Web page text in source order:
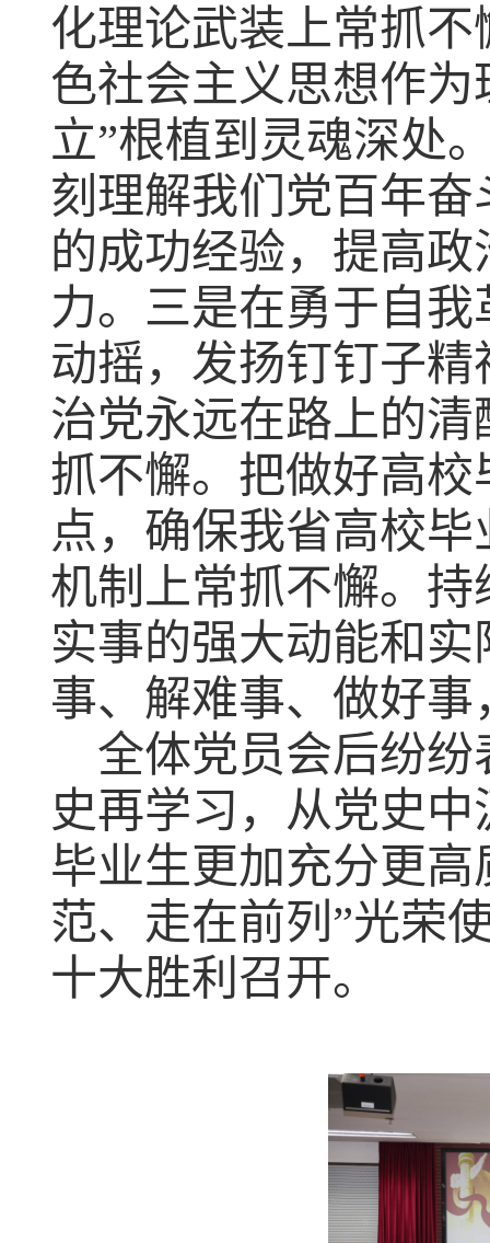
化理论武装上常抓不
色社会主义思想作
立”根植到灵魂深处
刻理解我们党百年
的成功经验，提高
力。 三是在勇于自我
动摇，发扬钉钉子
治党永远在路上的清
抓不懈。 把做好高校
点，确保我省高校毕
机制上常抓不懈。 持
实事的强大动能和
事、解难事、做好
全体党员会后纷纷
史再学习 ，从党史中
毕业生更加充分更高
范、走在前列 ”光荣
十大胜利召开。